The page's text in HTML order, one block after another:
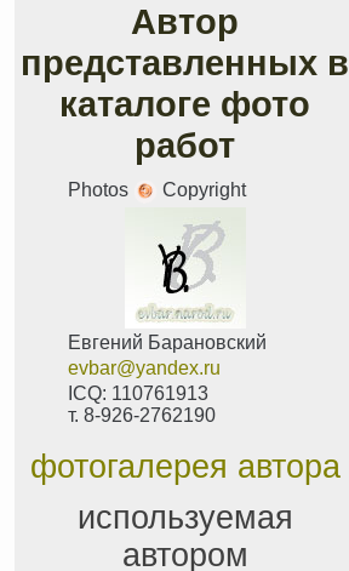
Автор
представленных в
каталоге фото
работ
Photos Copyright
Евгений Барановский
evbar@yandex.ru
ICQ: 110761913
т. 8-926-2762190
фотогалерея автора
используемая
автором